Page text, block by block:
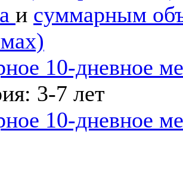
и суммарным
10-дневное
3-7 лет
10-дневное